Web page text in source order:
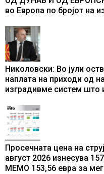
во Европа по бројот на
Николовски: Во јули
наплата на приходи од
изградивме систем што
Просечната цена на
август 2026 изнесува
МЕМО 153,56 евра за